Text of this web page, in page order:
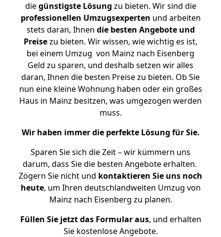
diegünstigste Lösung zu bieten. Wir sind die
professionellen Umzugsexperten und arbeiten
stets daran, Ihnen die besten Angebote und
Preisezu bieten. Wir wissen, wie wichtig es ist,
bei einem Umzug von Mainz nach Eisenberg
Geld zu sparen, und deshalb setzen wir alles
daran, Ihnen die besten Preise zu bieten. Ob Sie
nun eine kleine Wohnung haben oder ein großes
Haus in Mainz besitzen, was umgezogen werden
muss.
Wir haben immer die perfekte Lösung für Sie.
Sparen Sie sich die Zeit – wir kümmern uns
darum, dass Sie die besten Angebote erhalten.
Zögern Sie nicht und kontaktieren Sie uns noch
heute, um Ihren deutschlandweiten Umzug von
Mainz nach Eisenberg zu planen.
Füllen Sie jetzt das Formular aus, und erhalten
Sie kostenlose Angebote.